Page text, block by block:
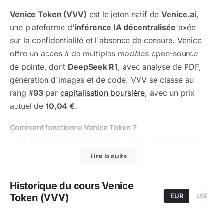
Venice Token (VVV) est le jeton natif de Venice.ai,
une plateforme d'inférence IA décentralisée axée
sur la confidentialité et l'absence de censure. Venice
offre un accès à de multiples modèles open-source
de pointe, dont DeepSeek R1, avec analyse de PDF,
génération d'images et de code. VVV se classe au
rang #93 par capitalisation boursière, avec un prix
actuel de 10,04 €.
Comment fonctionne Venice Token ?
les conversations et données des utilisateurs ne
l'entraînement, offrant une confidentialité totale.
Modèles open-source
: la plateforme donne
Lire la suite
Historique du cours Venice
Token (VVV)
EUR USD